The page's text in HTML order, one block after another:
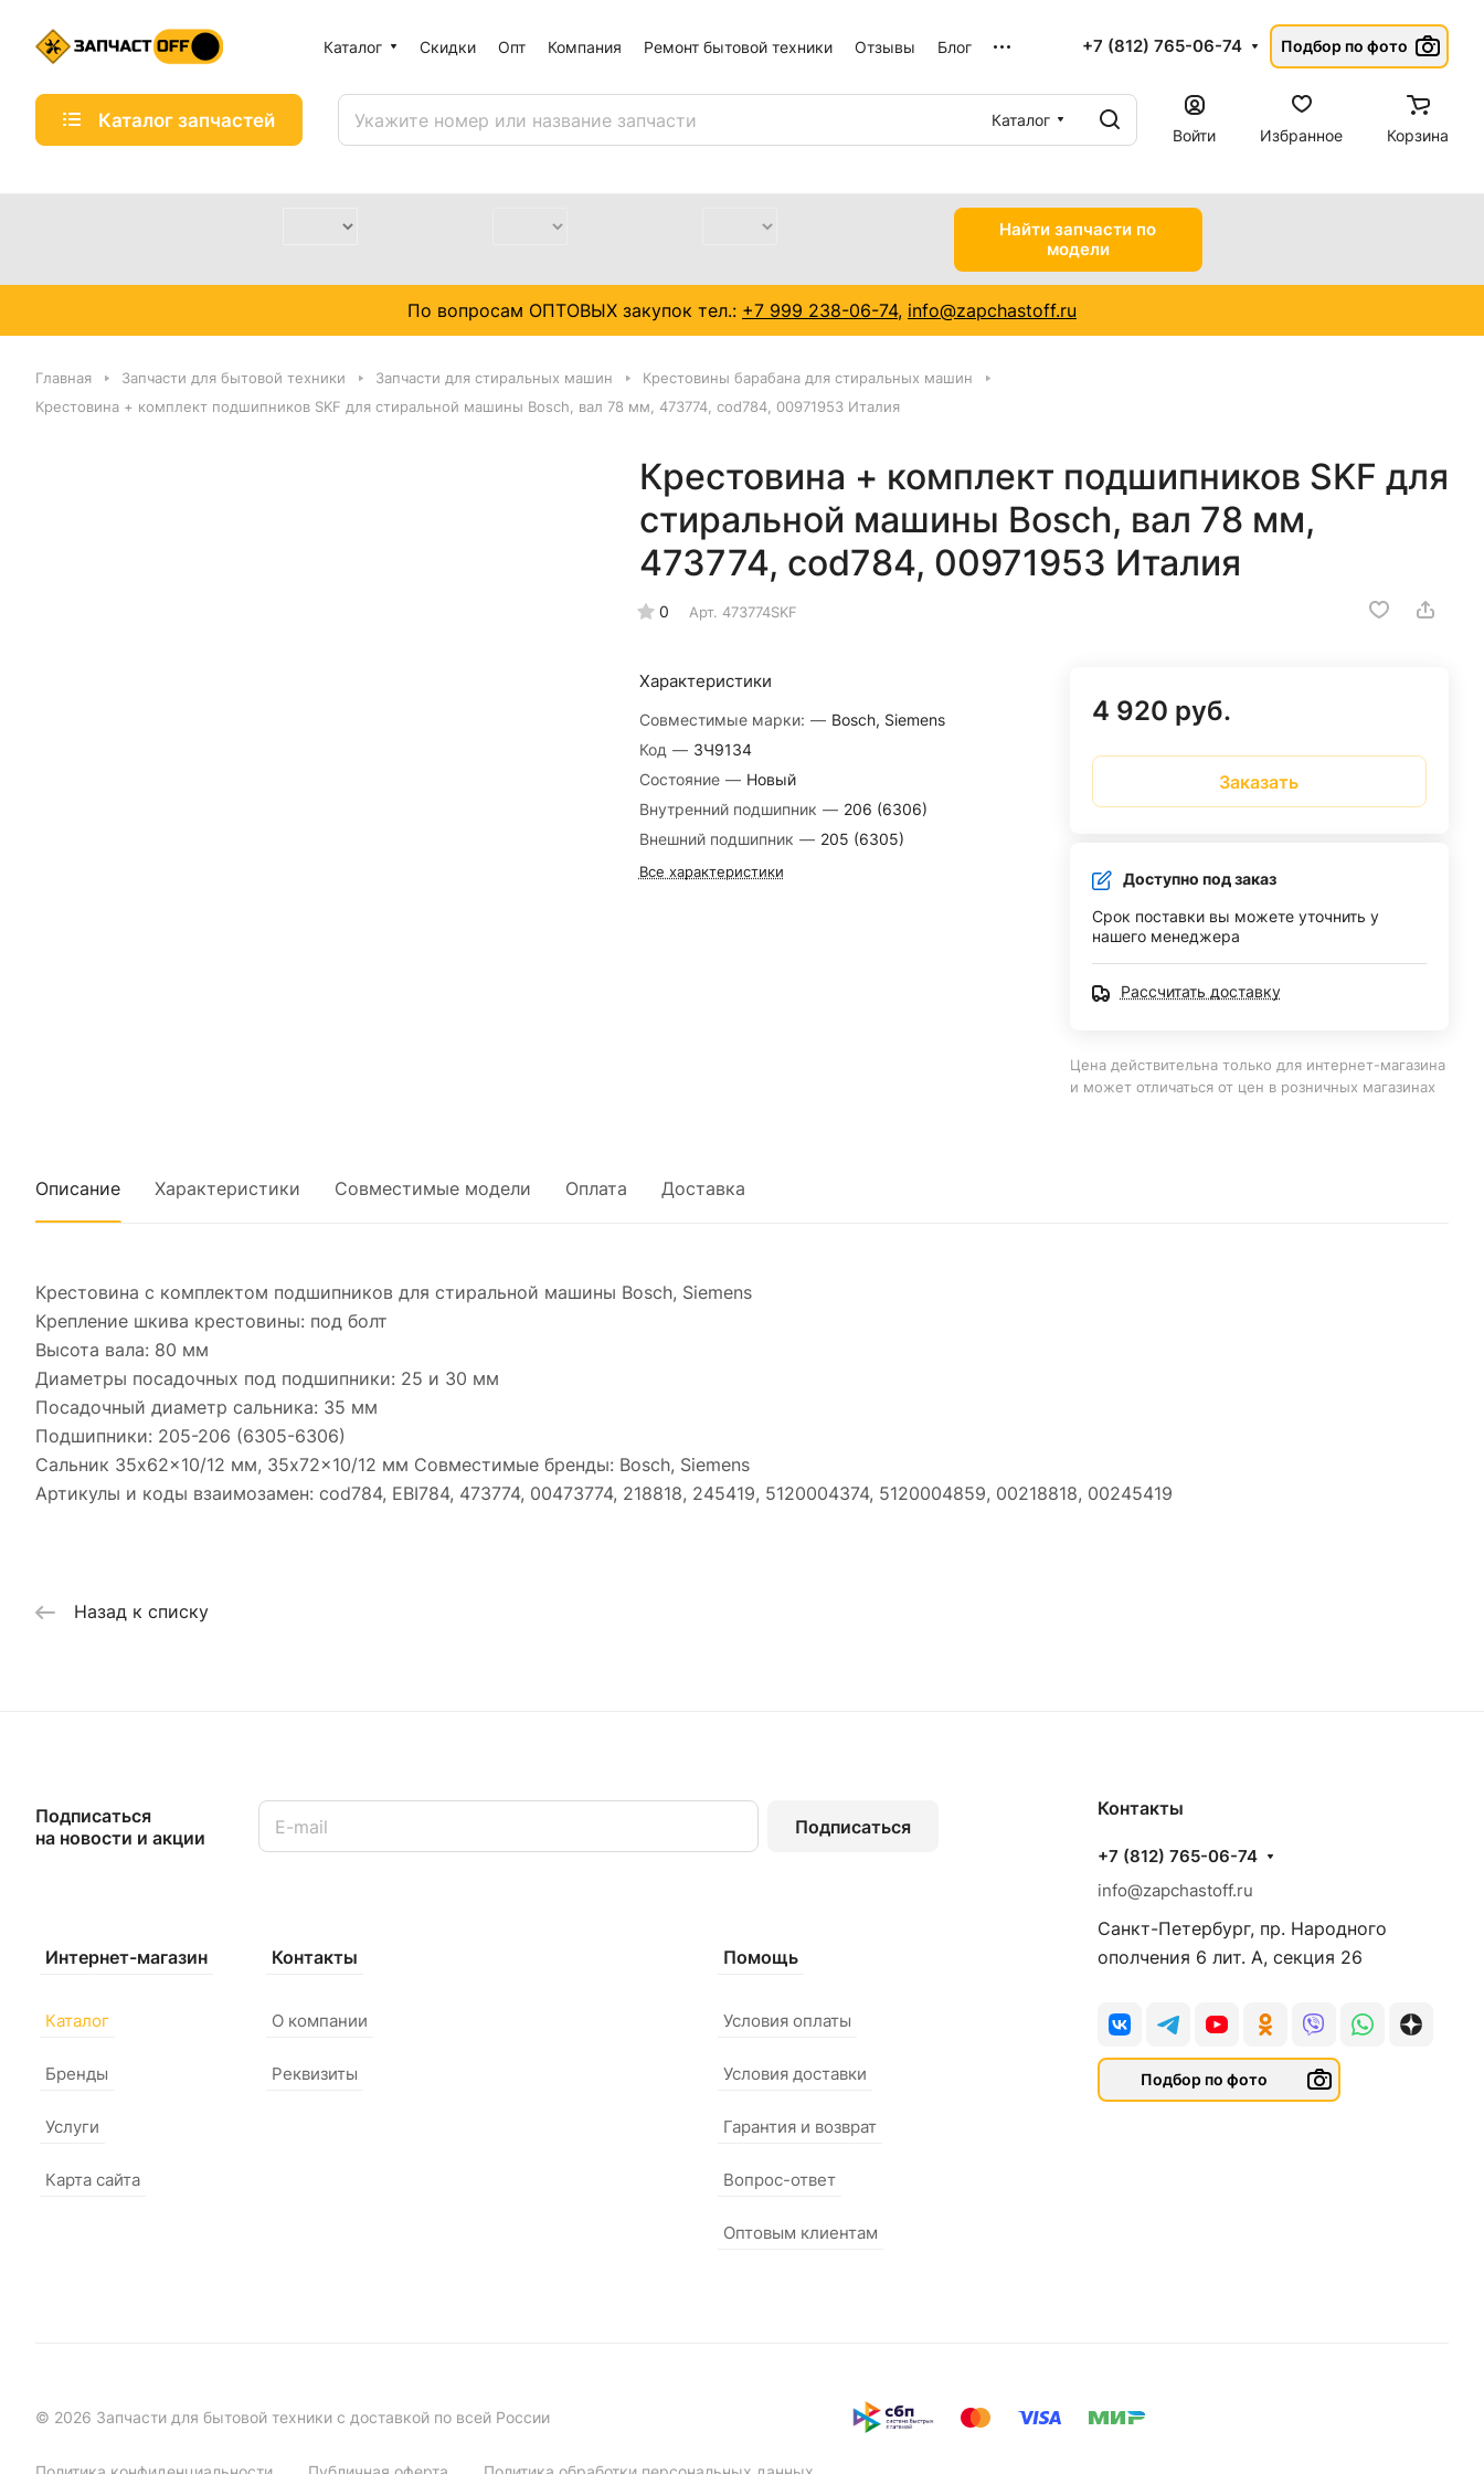
Каталог Скидки Опт Компания Ремонт бытовой техники Отзывы Блог +7 (812) 765-06-74 Подбор по фото
Каталог запчастей
Каталог
Войти
Избранное Корзина
Найти запчасти по
модели
По вопросам ОПТОВЫХ закупок тел.: +7 999 238-06-74, info@zapchastoff.ru
Главная Запчасти для бытовой техники Запчасти для стиральных машин
Крестовины барабана для стиральных машин
Крестовина + комплект подшипников SKF для стиральной машины Bosch, вал 78 мм, 473774, cod784, 00971953 Италия
Крестовина + комплект подшипников SKF для
стиральной машины Bosch, вал 78 мм,
473774, cod784, 00971953 Италия
0 Арт. 473774SKF
Характеристики
Совместимые марки: — Bosch, Siemens
Код — ЗЧ9134
Состояние — Новый
Внутренний подшипник — 206 (6306)
Внешний подшипник — 205 (6305)
Все характеристики
4 920 руб.
Заказать
Доступно под заказ
Срок поставки вы можете уточнить у
нашего менеджера
Рассчитать доставку
Цена действительна только для интернет-магазина
и может отличаться от цен в розничных магазинах
Описание Характеристики Совместимые модели Оплата Доставка
Крестовина с комплектом подшипников для стиральной машины Bosch, Siemens
Крепление шкива крестовины: под болт
Высота вала: 80 мм
Диаметры посадочных под подшипники: 25 и 30 мм
Посадочный диаметр сальника: 35 мм
Подшипники: 205-206 (6305-6306)
Сальник 35x62x10/12 мм, 35x72x10/12 мм Совместимые бренды: Bosch, Siemens
Артикулы и коды взаимозамен: cod784, EBI784, 473774, 00473774, 218818, 245419, 5120004374, 5120004859, 00218818, 00245419
Назад к списку
Подписаться
на новости и акции
Подписаться
Интернет-магазин
Каталог
Бренды
Услуги
Карта сайта
Контакты
О компании
Реквизиты
Помощь
Условия оплаты
Условия доставки
Гарантия и возврат
Вопрос-ответ
Оптовым клиентам
Контакты
+7 (812) 765-06-74
info@zapchastoff.ru
Санкт-Петербург, пр. Народного
ополчения 6 лит. А, секция 26
Подбор по фото
© 2026 Запчасти для бытовой техники с доставкой по всей России